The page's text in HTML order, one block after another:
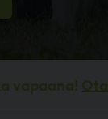
vapaana!